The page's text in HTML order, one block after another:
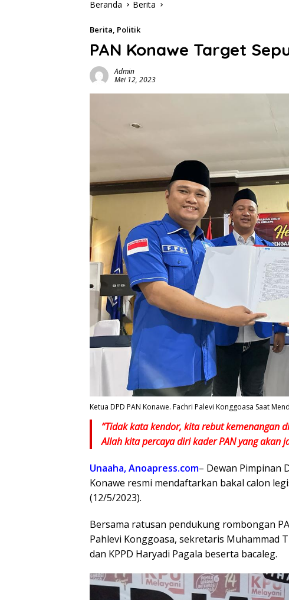
Beranda Berita
Berita, Politik
PAN Konawe Target
Admin
Mei 12, 2023
Ketua DPD PAN Konawe. Fachri Palevi Konggoasa Saat
“Tidak kata kendor, kita rebut kemenangan
Allah kita percaya diri kader PAN yang
Unaaha, Anoapress.com– Dewan Pimpinan
Konawe resmi mendaftarkan bakal calon
(12/5/2023).
Bersama ratusan pendukung rombongan
Pahlevi Konggoasa, sekretaris Muhammad
dan KPPD Haryadi Pagala beserta bacaleg.